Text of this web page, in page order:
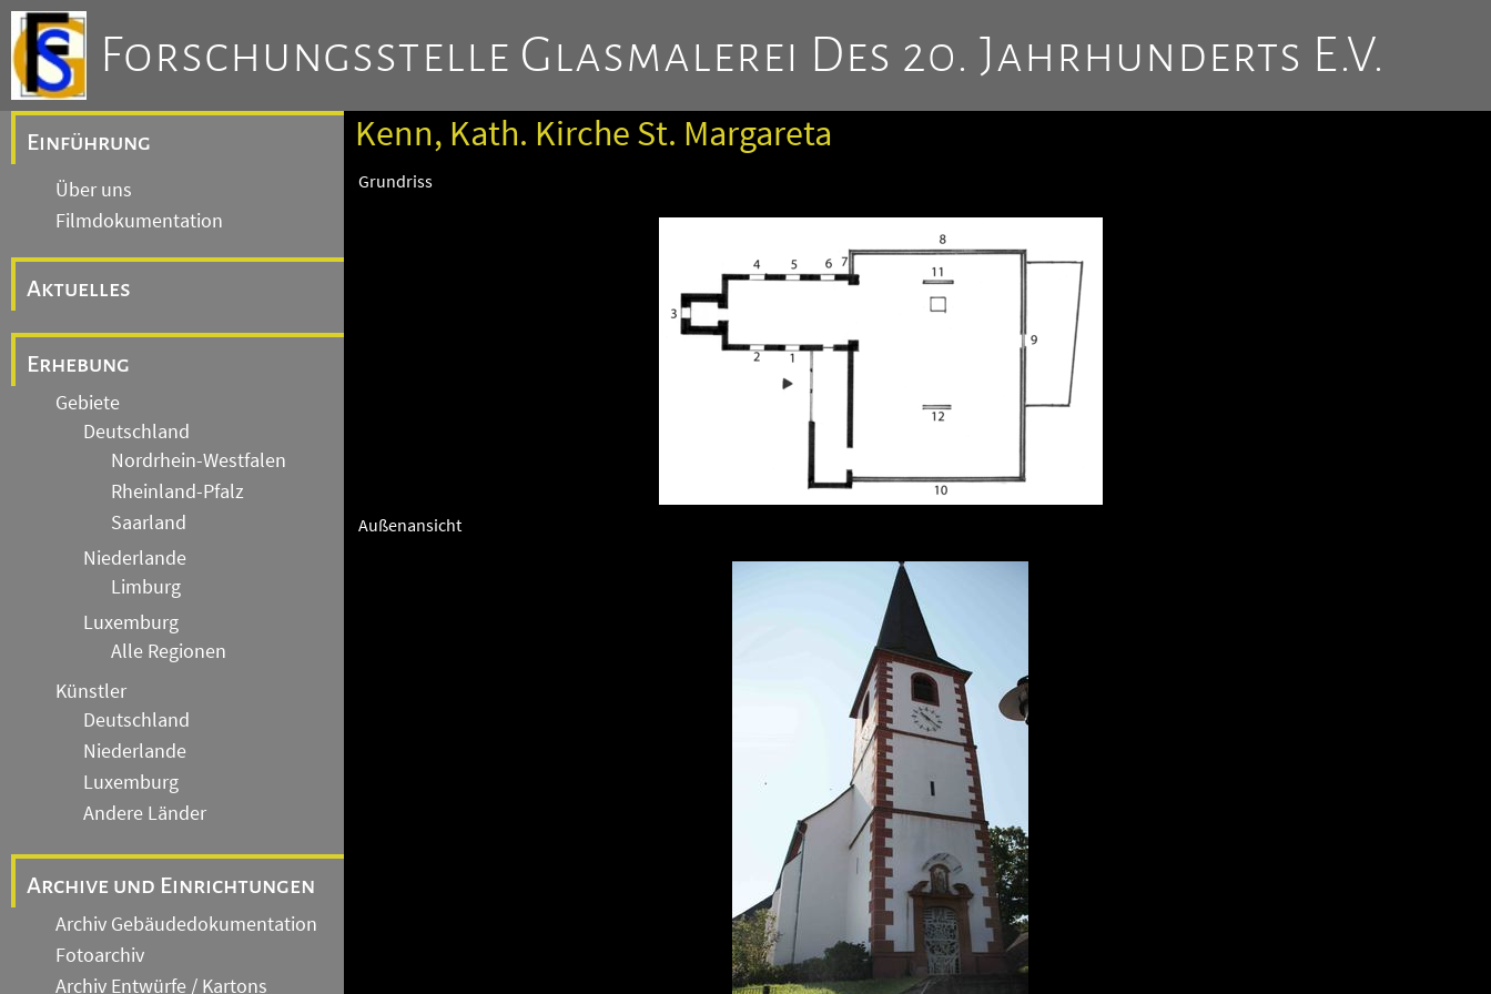
Forschungsstelle Glasmalerei Des 20. Jahrhunderts E.V.
Einführung
Über uns
Filmdokumentation
Aktuelles
Erhebung
Gebiete
Deutschland
Nordrhein-Westfalen
Rheinland-Pfalz
Saarland
Niederlande
Limburg
Luxemburg
Alle Regionen
Künstler
Deutschland
Niederlande
Luxemburg
Andere Länder
Archive und Einrichtungen
Archiv Gebäudedokumentation
Fotoarchiv
Archiv Entwürfe / Kartons
Kenn, Kath. Kirche St. Margareta
Grundriss
Außenansicht